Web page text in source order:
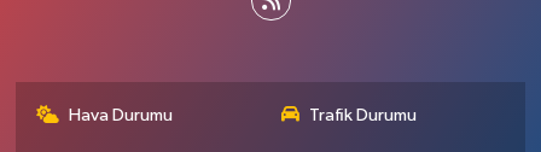
Hava Durumu Trafik Durumu